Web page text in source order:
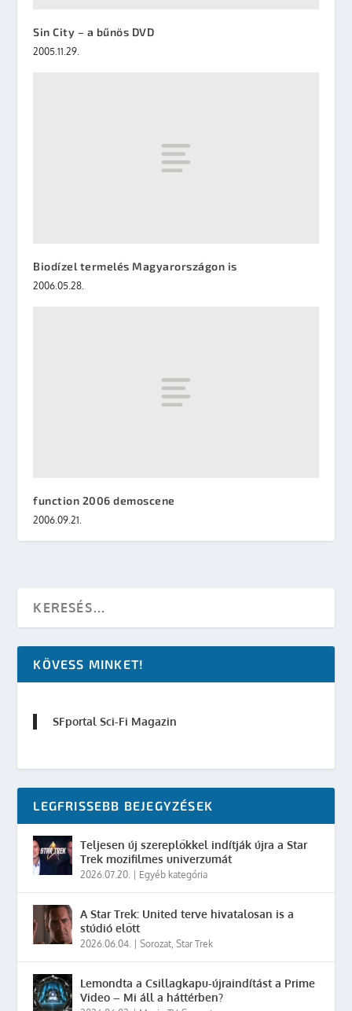
Sin City – a bűnös DVD
2005.11.29.
Biodízel termelés Magyarországon is
2006.05.28.
function 2006 demoscene
2006.09.21.
KÖVESS MINKET!
SFportal Sci-Fi Magazin
LEGFRISSEBB BEJEGYZÉSEK
Teljesen új szereplőkkel indítják újra a Star
Trek mozifilmes univerzumát
2026.07.20. | Egyéb kategória
A Star Trek: United terve hivatalosan is a
stúdió előtt
2026.06.04. |Sorozat ,Star Trek
Lemondta a Csillagkapu-újraindítást a Prime
Video – Mi áll a háttérben?